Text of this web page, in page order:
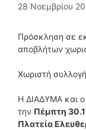
28 Νοεμβρίου
Πρόσκληση σε
αποβλήτων
Χωριστή
Η ΔΙΑΔΥΜΑ και
την Πέμπτη
Πλατεία